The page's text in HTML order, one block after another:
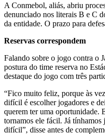
A Conmebol, aliás, abriu
denunciado nos literais B e C
da entidade. O prazo para
Reservas correspondem
Falando sobre o jogo contra o
postura do time reserva no
destaque do jogo com três
“Fico muito feliz, porque às
difícil é escolher jogadores e
querem ter uma oportunidade.
tornamos ele fácil. Já tínhamos
difícil”, disse antes de